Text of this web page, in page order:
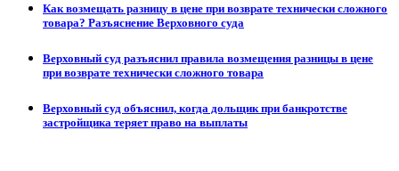
Как возмещать разницу в цене при возврате технически сложного
товара? Разъяснение Верховного суда
Верховный суд разъяснил правила возмещения разницы в цене
при возврате технически сложного товара
Верховный суд объяснил, когда дольщик при банкротстве
застройщика теряет право на выплаты